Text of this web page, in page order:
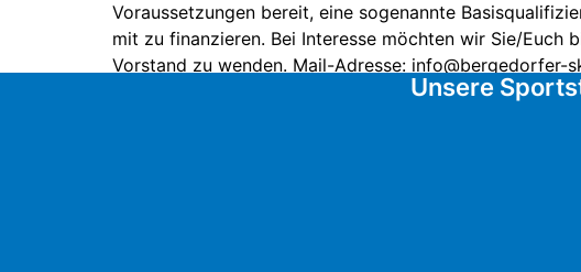
Voraussetzungen bereit, eine sogenannte
mit zu finanzieren. Bei Interesse möchten wir Sie/
Vorstand zu wenden. Mail-Adresse: info@bergedorfer-
Unsere